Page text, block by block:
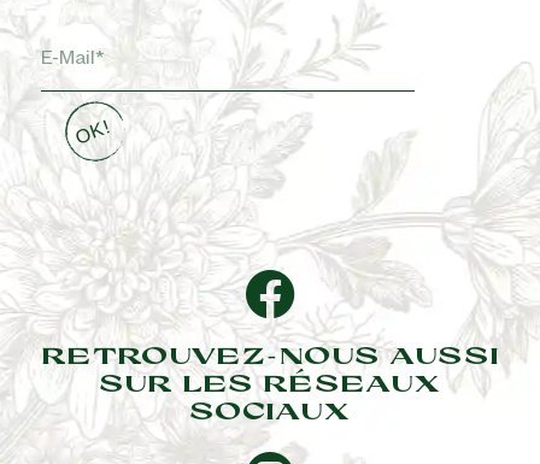
RETROUVEZ-NOUS AUSSI
SUR LES RÉSEAUX
SOCIAUX